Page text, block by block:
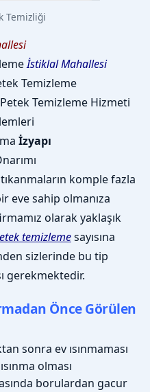
Temizliği
İstiklal Mahallesi
Temizleme
Petek Temizleme Hizmeti
İzyapı
komple fazla
eve sahip olmanıza
olarak yaklaşık
temizlemesayısına
sizlerinde bu tip
gerekmektedir.
Önce Görülen
sonra ev ısınmaması
olması
borulardan gacur